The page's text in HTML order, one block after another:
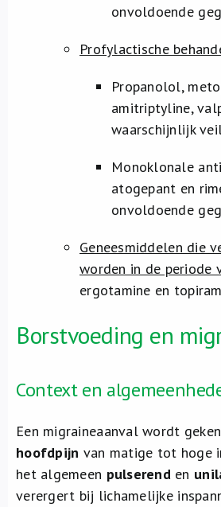
onvoldoende
Profylactische
Propanolol,
amitriptyline,
waarschijnlijk
Monoklonale
atogepant en
onvoldoende
Geneesmiddelen die
worden in de periode
ergotamine en
Borstvoeding en
Context en
Een migraineaanval wordt
hoofdpijn van matige tot hoge
het algemeen pulserenden
verergert bij lichamelijke